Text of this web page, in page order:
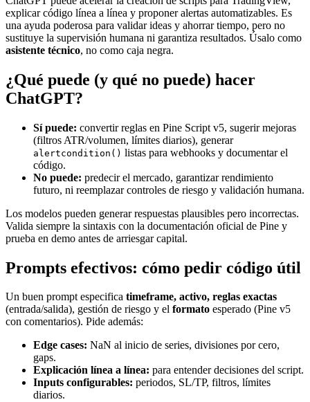
explicar código línea a línea y proponer alertas automatizables. Es
una ayuda poderosa para validar ideas y ahorrar tiempo, pero no
sustituye la supervisión humana ni garantiza resultados. Úsalo como
asistente técnico, no como caja negra.
¿Qué puede (y qué no puede) hacer
ChatGPT?
Sí puede: convertir reglas en Pine Script v5, sugerir mejoras
(filtros ATR/volumen, límites diarios), generar
alertcondition() listas para webhooks y documentar el
código.
No puede: predecir el mercado, garantizar rendimiento
futuro, ni reemplazar controles de riesgo y validación humana.
Los modelos pueden generar respuestas plausibles pero incorrectas.
Valida siempre la sintaxis con la documentación oficial de Pine y
prueba en demo antes de arriesgar capital.
Prompts efectivos: cómo pedir código útil
Un buen prompt especifica timeframe, activo, reglas exactas
(entrada/salida), gestión de riesgo y el formato esperado (Pine v5
con comentarios). Pide además:
Edge cases: NaN al inicio de series, divisiones por cero,
gaps.
Explicación línea a línea: para entender decisiones del script.
Inputs configurables: periodos, SL/TP, filtros, límites
diarios.